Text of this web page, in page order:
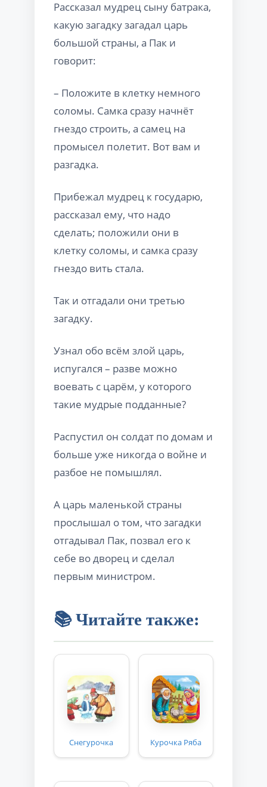
Рассказал мудрец сыну батрака,
какую загадку загадал царь
большой страны, а Пак и
говорит:
– Положите в клетку немного
соломы. Самка сразу начнёт
гнездо строить, а самец на
промысел полетит. Вот вам и
разгадка.
Прибежал мудрец к государю,
рассказал ему, что надо
сделать; положили они в
клетку соломы, и самка сразу
гнездо вить стала.
Так и отгадали они третью
загадку.
Узнал обо всём злой царь,
испугался – разве можно
воевать с царём, у которого
такие мудрые подданные?
Распустил он солдат по домам и
больше уже никогда о войне и
разбое не помышлял.
А царь маленькой страны
прослышал о том, что загадки
отгадывал Пак, позвал его к
себе во дворец и сделал
первым министром.
📚 Читайте также:
Снегурочка Курочка Ряба